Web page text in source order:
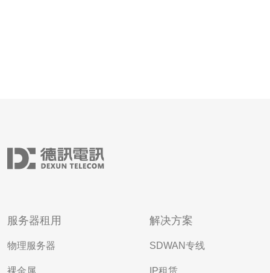
服务器租用
物理服务器
裸金属
解决方案
SDWAN专线
IP租赁